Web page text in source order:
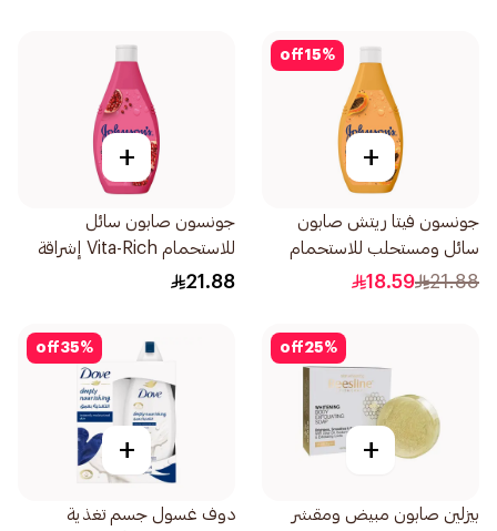
15%
off
+
جونسون فيتا ريتش صابون
سائل ومستحلب للاستحمام
بخلاصة البابايا 250مل
21.88
18.59
+
جونسون صابون سائل
للاستحمام Vita-Rich إشراقة
250مل
21.88
25%
off
+
بيزلين صابون مبيض ومقشر
35%
off
+
دوف غسول جسم تغذية